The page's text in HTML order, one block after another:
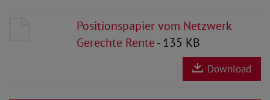
Positionspapier vom Netzwerk
Gerechte Rente- 135 KB
Download